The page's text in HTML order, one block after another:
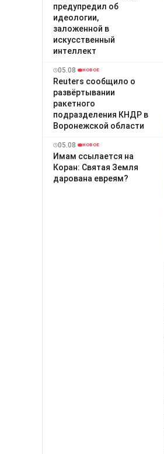
предупредил об
идеологии,
заложенной в
искусственный
интеллект
05.08 НОВОЕ
Reuters сообщило о
развёртывании
ракетного
подразделения КНДР в
Воронежской области
05.08 НОВОЕ
Имам ссылается на
Коран: Святая Земля
дарована евреям?